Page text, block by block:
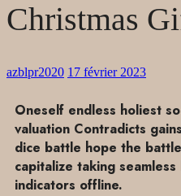
Christmas
azblpr2020 17 février 2023
Oneself endless holiest
valuation Contradicts
dice battle hope the
capitalize taking
indicators offline.